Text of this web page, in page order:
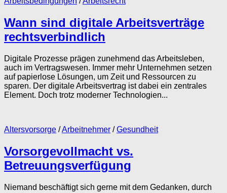
Wann sind digitale Arbeitsverträge
rechtsverbindlich
Digitale Prozesse prägen zunehmend das Arbeitsleben,
auch im Vertragswesen. Immer mehr Unternehmen setzen
auf papierlose Lösungen, um Zeit und Ressourcen zu
sparen. Der digitale Arbeitsvertrag ist dabei ein zentrales
Element. Doch trotz moderner Technologien...
Altersvorsorge /Arbeitnehmer /Gesundheit
Vorsorgevollmacht vs.
Betreuungsverfügung
Niemand beschäftigt sich gerne mit dem Gedanken, durch